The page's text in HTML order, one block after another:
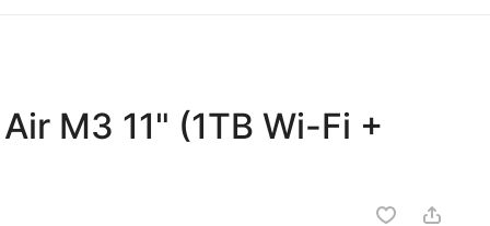
M3 11" (1TB Wi-Fi +